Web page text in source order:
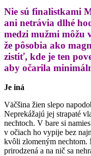
Nie sú finalistkami
ani netrávia dlhé
medzi mužmi môžu
že pôsobia ako
zistiť, kde je ten
aby očarila
Je iná
Väčšina žien slepo
Neprekážajú jej strapaté
nechtoch. V bare si
v očiach ho vypije bez
kvôli zlomeným nechtom.
prirodzená a na nič sa